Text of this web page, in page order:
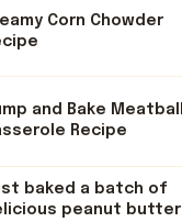
Corn Chowder
and Bake Meatball
Recipe
baked a batch of
peanut butter